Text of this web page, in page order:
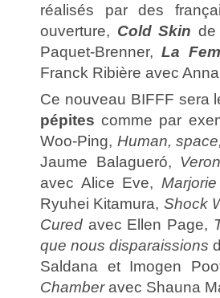
réalisés par des
ouverture, Cold Skin de
Paquet-Brenner, La
Franck Ribière avec
Ce nouveau BIFFF sera
pépites comme par
Woo-Ping, Human,
Jaume Balagueró,
avec Alice Eve,
Ryuhei Kitamura, Shock
Cured avec Ellen Page,
que nous disparaissions
Saldana et Imogen
Chamberavec Shauna